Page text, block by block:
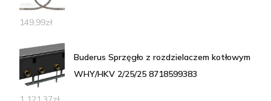
149,99zł
Buderus Sprzęgło z rozdzielaczem kotłowym
WHY/HKV 2/25/25 8718599383